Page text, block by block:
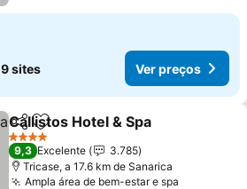
9 sites Ver preços
PartilharAdicionar aos favoritos
Callistos Hotel & Spa
4 Estrelas
9,3 Excelente
3.785
Tricase, a 17.6 km de Sanarica
Ampla área de bem-estar e spa